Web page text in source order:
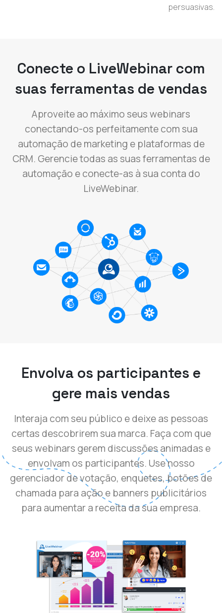
persuasivas.
Conecte o LiveWebinar com
suas ferramentas de vendas
Aproveite ao máximo seus webinars
conectando-os perfeitamente com sua
automação de marketing e plataformas de
CRM. Gerencie todas as suas ferramentas de
automação e conecte-as à sua conta do
LiveWebinar.
Envolva os participantes e
gere mais vendas
Interaja com seu público e deixe as pessoas
certas descobrirem sua marca. Faça com que
seus webinars gerem discussões animadas e
envolvam os participantes. Use nosso
gerenciador de votação, enquetes, botões de
chamada para ação e banners publicitários
para aumentar a receita da sua empresa.